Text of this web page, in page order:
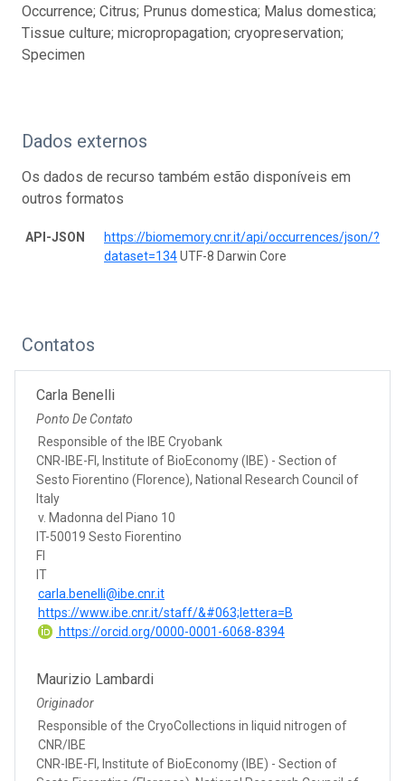
Occurrence; Citrus; Prunus domestica; Malus domestica;
Tissue culture; micropropagation; cryopreservation;
Specimen
Dados externos
Os dados de recurso também estão disponíveis em
outros formatos
API-JSON
https://biomemory.cnr.it/api/occurrences/json/?
dataset=134UTF-8 Darwin Core
Contatos
Carla Benelli
Ponto De Contato
Responsible of the IBE Cryobank
CNR-IBE-FI, Institute of BioEconomy (IBE) - Section of
Sesto Fiorentino (Florence), National Research Council of
Italy
v. Madonna del Piano 10
IT-50019 Sesto Fiorentino
FI
IT
carla.benelli@ibe.cnr.it
https://www.ibe.cnr.it/staff/&#063;lettera=B
https://orcid.org/0000-0001-6068-8394
Maurizio Lambardi
Originador
Responsible of the CryoCollections in liquid nitrogen of
CNR/IBE
CNR-IBE-FI, Institute of BioEconomy (IBE) - Section of